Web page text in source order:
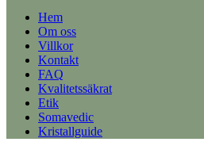
Hem
Om oss
Villkor
Kontakt
FAQ
Kvalitetssäkrat
Etik
Somavedic
Kristallguide